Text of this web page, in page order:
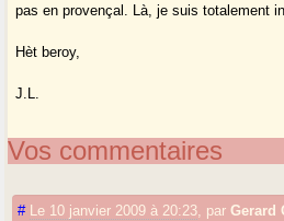
pas en provençal. Là, je suis totalement
Hèt beroy,
J.L.
Vos commentaires
# Le 10 janvier 2009 à 20:23 parGerard